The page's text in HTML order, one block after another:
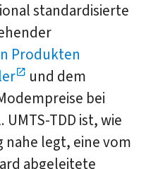
standardisierte
Produkten
und dem
bei
TDD ist, wie
nahe legt, eine vom
abgeleitete